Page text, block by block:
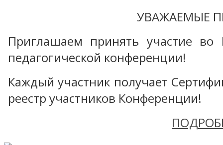
УВАЖАЕМЫЕ
Приглашаем принять участие во
педагогической конференции!
Каждый участник получает
реестр участников Конференции!